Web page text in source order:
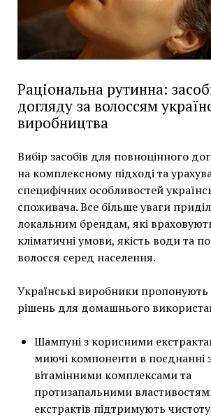
Раціональна рутинна:
догляду за волоссям
виробництва
Вибір засобів для повноцінного
на комплексному підході та
специфічних особливостей
споживача. Все більше уваги
локальним брендам, які
кліматичні умови, якість води та
волосся серед населення.
Українські виробники
рішень для домашнього
Шампуні з корисними
миючі компоненти в поєднанні
вітамінними комплексами та
протизапальними
екстрактів підтримують чистоту